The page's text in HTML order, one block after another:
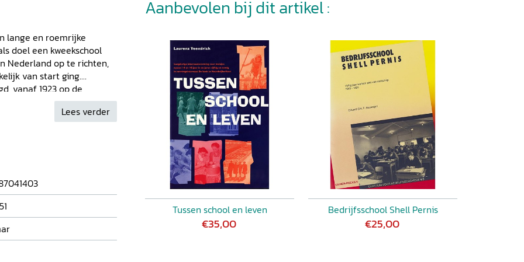
lange en roemrijke
doel een kweekschool
Nederland op te richten,
van start ging.
vanaf 1923 op de
haar
kinderen geboren. Het
voor
grondslag. In 1993
onderdeel
aan. Dit fraai
van de geschiedenis
van de
Lees verder
Aanbevolen bij dit artikel :
Tussen school en leven
€35,00
Bedrijfsschool Shell Pernis
€25,00